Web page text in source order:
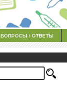
ВОПРОСЫ / ОТВЕТЫ